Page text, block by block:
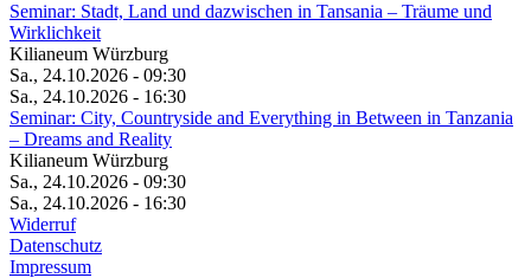
Seminar: Stadt, Land und dazwischen in Tansania – Träume und
Wirklichkeit
Kilianeum Würzburg
Sa., 24.10.2026 - 09:30
Sa., 24.10.2026 - 16:30
Seminar: City, Countryside and Everything in Between in Tanzania
– Dreams and Reality
Kilianeum Würzburg
Sa., 24.10.2026 - 09:30
Sa., 24.10.2026 - 16:30
Widerruf
Datenschutz
Impressum